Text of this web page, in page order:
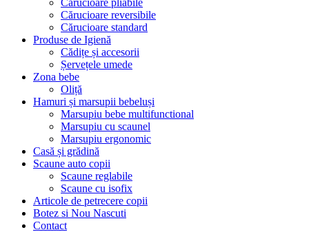
Cărucioare reversibile
Cărucioare standard
Produse de Igienă
Cădițe și accesorii
Șervețele umede
Zona bebe
Oliță
Hamuri și marsupii bebeluși
Marsupiu bebe multifunctional
Marsupiu cu scaunel
Marsupiu ergonomic
Casă și grădină
Scaune auto copii
Scaune reglabile
Scaune cu isofix
Articole de petrecere copii
Botez si Nou Nascuti
Contact